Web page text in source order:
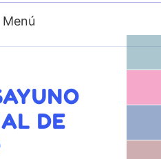
Menú
DE